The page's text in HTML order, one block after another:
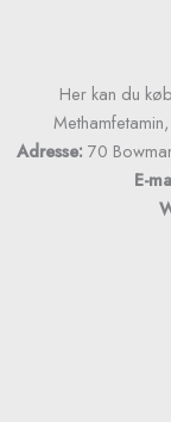
Her kan du
Adresse: 70
E-